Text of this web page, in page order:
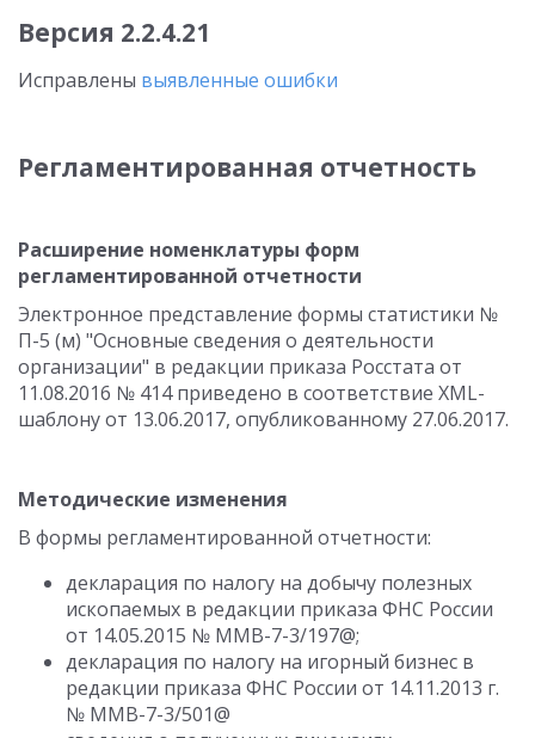
Версия 2.2.4.21
Исправлены выявленные ошибки
Регламентированная отчетность
Расширение номенклатуры форм
регламентированной отчетности
Электронное представление формы статистики №
П-5 (м) "Основные сведения о деятельности
организации" в редакции приказа Росстата от
11.08.2016 № 414 приведено в соответствие XML-
шаблону от 13.06.2017, опубликованному 27.06.2017.
Методические изменения
В формы регламентированной отчетности:
декларация по налогу на добычу полезных
ископаемых в редакции приказа ФНС России
от 14.05.2015 № ММВ-7-3/197@;
декларация по налогу на игорный бизнес в
редакции приказа ФНС России от 14.11.2013 г.
№ ММВ-7-3/501@